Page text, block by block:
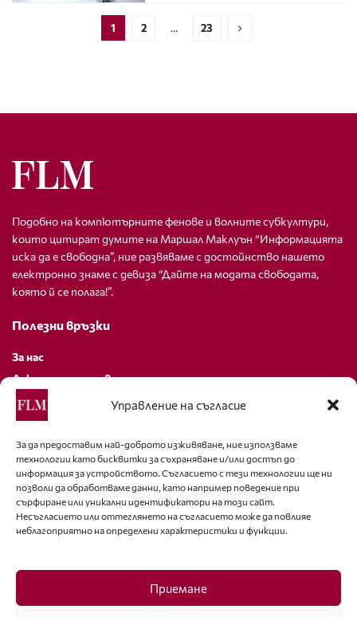
Управление на съгласие
За да предоставим най-доброто изживяване, ние използваме
технологии като бисквитки за съхраняване и/или достъп до
информация за устройството. Съгласието с тези технологии ще ни
позволи да обработваме данни, като например поведение при
сърфиране или уникални идентификатори на този сайт.
Несъгласието или оттеглянето на съгласието може да повлияе
неблагоприятно на определени характеристики и функции.
Приемане
1 2 … 23
Подобно на компютърните фенове и волните субкултури,
които цитират думите на Маршал Маклуън “Информацията
иска да е свободна”, ние развяваме с достойнство нашето
електронно знаме с девиза “Дайте на модата свободата,
която й се полага!”.
Полезни връзки
За нас
Декларация за поверителност
Политика за бисквитки
За контакти
editor@fashion-lifestyle.net
+359 88 227 33 47
Последвайте ни
Facebook